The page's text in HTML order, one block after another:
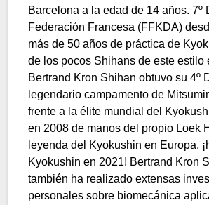
Barcelona a la edad de 14 años. 7º
Federación Francesa (FFKDA)
más de 50 años de práctica de
de los pocos Shihans de este estilo
Bertrand Kron Shihan obtuvo su 4º
legendario campamento de
frente a la élite mundial del
en 2008 de manos del propio Loek
leyenda del Kyokushin en Europa,
Kyokushin en 2021! Bertrand Kron
también ha realizado extensas
personales sobre biomecánica